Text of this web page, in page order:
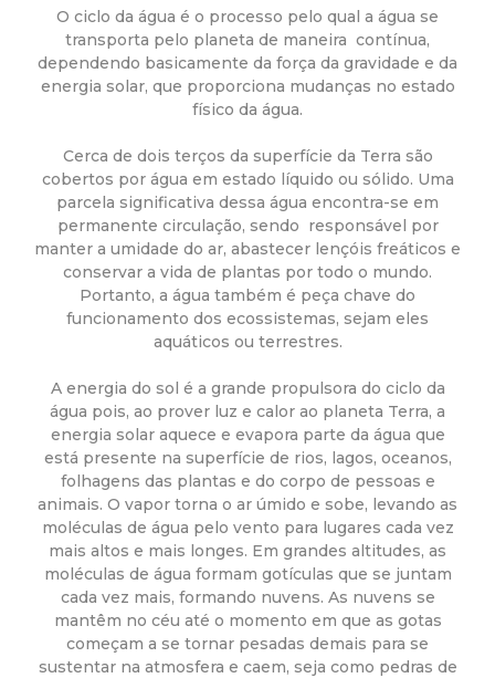
M
n
c
p
a
l
d
e
C
O ciclo da água é o processo pelo qual a água se
transporta pelo planeta de maneira contínua,
dependendo basicamente da força da gravidade e da
energia solar, que proporciona mudanças no estado
físico da água.
Cerca de dois terços da superfície da Terra são
cobertos por água em estado líquido ou sólido. Uma
parcela significativa dessa água encontra-se em
permanente circulação, sendo responsável por
manter a umidade do ar, abastecer lençóis freáticos e
conservar a vida de plantas por todo o mundo.
Portanto, a água também é peça chave do
funcionamento dos ecossistemas, sejam eles
aquáticos ou terrestres.
A energia do sol é a grande propulsora do ciclo da
água pois, ao prover luz e calor ao planeta Terra, a
energia solar aquece e evapora parte da água que
está presente na superfície de rios, lagos, oceanos,
folhagens das plantas e do corpo de pessoas e
animais. O vapor torna o ar úmido e sobe, levando as
moléculas de água pelo vento para lugares cada vez
mais altos e mais longes. Em grandes altitudes, as
moléculas de água formam gotículas que se juntam
cada vez mais, formando nuvens. As nuvens se
mantêm no céu até o momento em que as gotas
começam a se tornar pesadas demais para se
sustentar na atmosfera e caem, seja como pedras de